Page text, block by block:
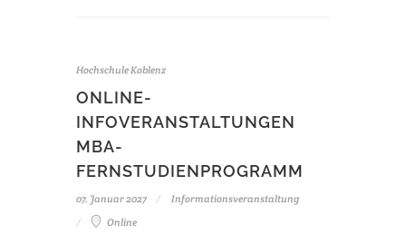
Hochschule Koblenz
ONLINE-
INFOVERANSTALTUNGEN
MBA-
FERNSTUDIENPROGRAMM
07. Januar 2027
Informationsveranstaltung
Online